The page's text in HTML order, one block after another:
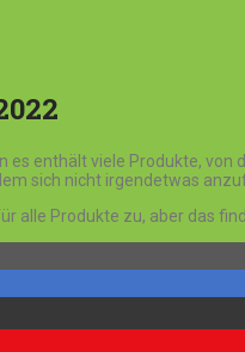
es enthält viele Produkte,
sich nicht irgendetwas
Produkte zu, aber das